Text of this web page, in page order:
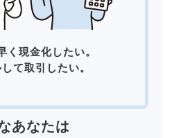
く現金化したい。
て取引したい。
あなたは